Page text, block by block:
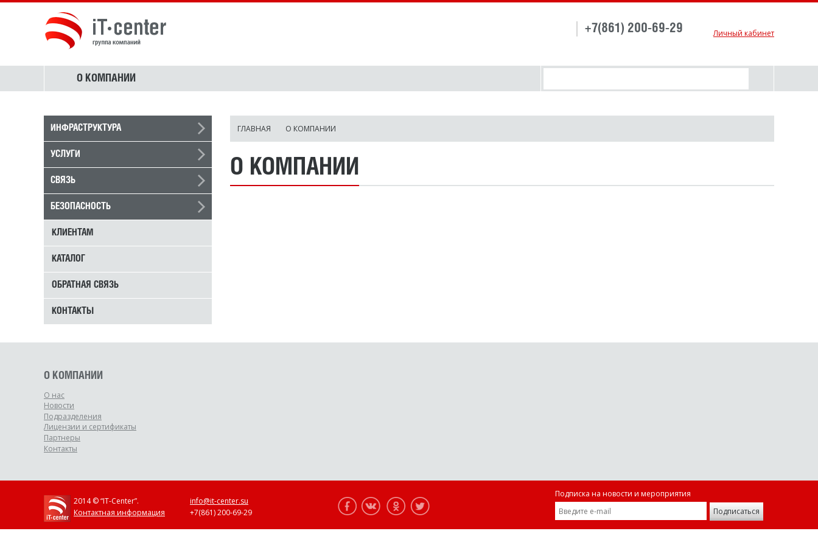
Личный кабинет
+7(861) 200-69-29
О КОМПАНИИ
ИНФРАСТРУКТУРА
УСЛУГИ
СВЯЗЬ
БЕЗОПАСНОСТЬ
КЛИЕНТАМ
КАТАЛОГ
ОБРАТНАЯ СВЯЗЬ
КОНТАКТЫ
ГЛАВНАЯ О КОМПАНИИ
О КОМПАНИИ
О КОМПАНИИ
О нас
Новости
Подразделения
Лицензии и сертификаты
Партнеры
Контакты
Подписка на новости и мероприятия
2014 © “IT-Center”.
Контактная информация
info@it-center.su
+7(861) 200-69-29